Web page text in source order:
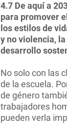
4.7 De aquí a
para promover
los estilos de
y no violencia,
desarrollo
No solo con las
de la escuela.
de género
trabajadores
pueden verla